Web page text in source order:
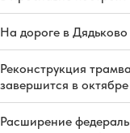
На дороге в
Реконструкция
завершится в октябре
Расширение